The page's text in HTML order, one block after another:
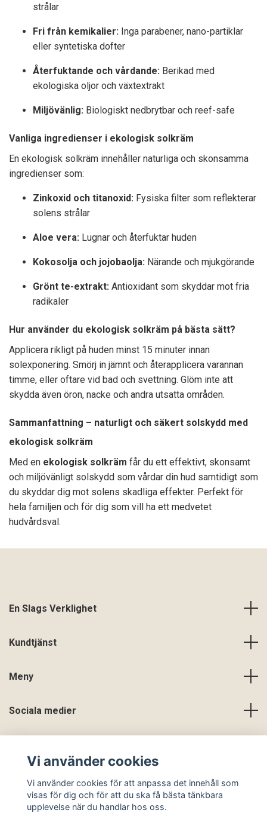
strålar
Fri från kemikalier: Inga parabener, nano-partiklar
eller syntetiska dofter
Återfuktande och vårdande: Berikad med
ekologiska oljor och växtextrakt
Miljövänlig: Biologiskt nedbrytbar och reef-safe
Vanliga ingredienser i ekologisk solkräm
En ekologisk solkräm innehåller naturliga och skonsamma
ingredienser som:
Zinkoxid och titanoxid: Fysiska filter som reflekterar
solens strålar
Aloe vera: Lugnar och återfuktar huden
Kokosolja och jojobaolja: Närande och mjukgörande
Grönt te-extrakt: Antioxidant som skyddar mot fria
radikaler
Hur använder du ekologisk solkräm på bästa sätt?
Applicera rikligt på huden minst 15 minuter innan
solexponering. Smörj in jämnt och återapplicera varannan
timme, eller oftare vid bad och svettning. Glöm inte att
skydda även öron, nacke och andra utsatta områden.
Sammanfattning – naturligt och säkert solskydd med
ekologisk solkräm
Med en ekologisk solkräm får du ett effektivt, skonsamt
och miljövänligt solskydd som vårdar din hud samtidigt som
du skyddar dig mot solens skadliga effekter. Perfekt för
hela familjen och för dig som vill ha ett medvetet
hudvårdsval.
En Slags Verklighet
Kundtjänst
Meny
Sociala medier
Vi använder cookies
Vi använder cookies för att anpassa det innehåll som
visas för dig och för att du ska få bästa tänkbara
upplevelse när du handlar hos oss.